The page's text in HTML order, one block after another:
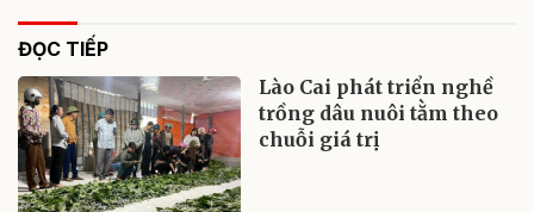
ĐỌC TIẾP
Lào Cai phát triển nghề
trồng dâu nuôi tằm theo
chuỗi giá trị